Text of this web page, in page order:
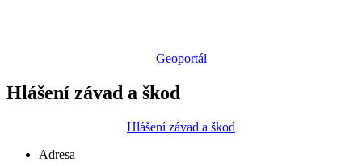
Geoportál
Hlášení závad a škod
Hlášení závad a škod
Adresa